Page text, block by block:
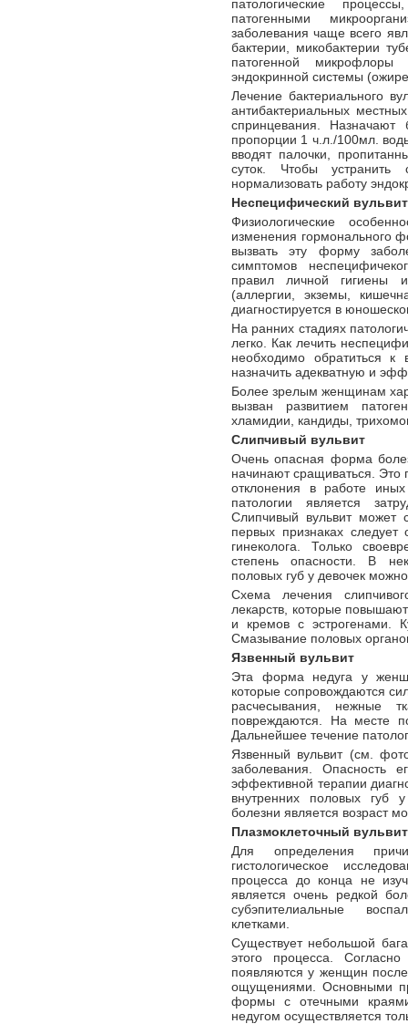
патологические
патогенными
заболевания чаще всего
бактерии, микобактерии
патогенной микрофлоры
эндокринной системы
Лечение бактериального
антибактериальных
спринцевания.
пропорции 1 ч.л./100мл.
вводят палочки,
суток. Чтобы устранить
нормализовать работу
Неспецифический вульвит
Физиологические
изменения гормонального
вызвать эту форму
симптомов
правил личной гигиены
(аллергии, экземы,
диагностируется в
На ранних стадиях
легко. Как лечить
необходимо обратиться
назначить адекватную и
Более зрелым женщинам
вызван развитием
хламидии, кандиды,
Слипчивый вульвит
Очень опасная форма
начинают сращиваться. Это
отклонения в работе
патологии является
Слипчивый вульвит может
первых признаках следует
гинеколога. Только
степень опасности. В
половых губ у девочек
Схема лечения
лекарств, которые
и кремов с эстрогенами.
Смазывание половых
Язвенный вульвит
Эта форма недуга у
которые сопровождаются
расчесывания, нежные
повреждаются. На месте
Дальнейшее течение
Язвенный вульвит (см.
заболевания. Опасность
эффективной терапии
внутренних половых
болезни является возраст
Плазмоклеточный вульвит
Для определения
гистологическое
процесса до конца не
является очень редкой
субэпителиальные
клетками.
Существует небольшой
этого процесса.
появляются у женщин
ощущениями. Основными
формы с отечными
недугом осуществляется